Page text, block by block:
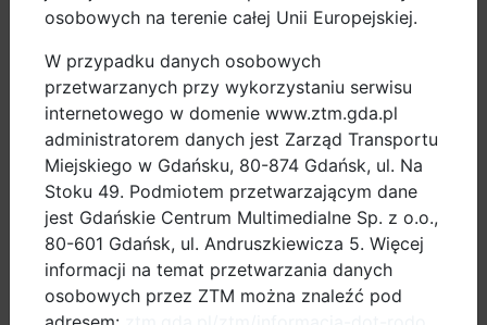
Gdańska
30.04.2024
Dziesiąta edycja
Kampanii
Rowerowy Maj
2024 – dojeżdżaj
do przedszkola i
szkoły rowerem i
zdobywaj
nagrody
osobowych na terenie całej Unii Europejskiej.
W przypadku danych osobowych
przetwarzanych przy wykorzystaniu serwisu
internetowego w domenie www.ztm.gda.pl
administratorem danych jest Zarząd Transportu
Miejskiego w Gdańsku, 80-874 Gdańsk, ul. Na
Stoku 49. Podmiotem przetwarzającym dane
jest Gdańskie Centrum Multimedialne Sp. z o.o.,
80-601 Gdańsk, ul. Andruszkiewicza 5. Więcej
informacji na temat przetwarzania danych
osobowych przez ZTM można znaleźć pod